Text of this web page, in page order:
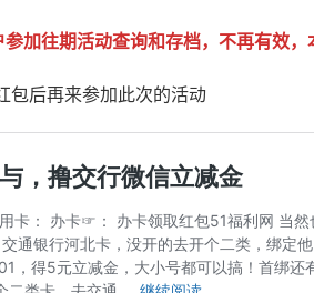
加往期活动查询和存档，不再有效，
包后再来参加此次的活动